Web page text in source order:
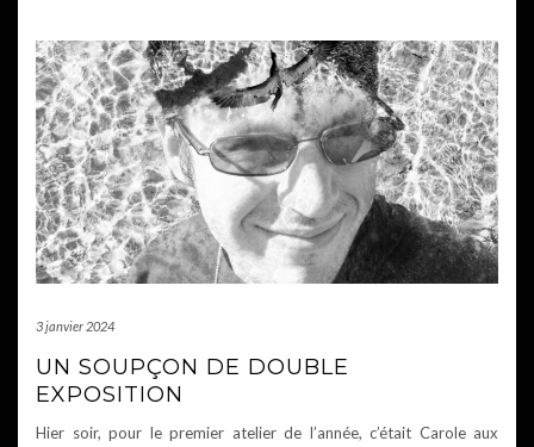
3 janvier 2024
UN SOUPÇON DE DOUBLE
EXPOSITION
Hier soir, pour le premier atelier de l’année, c’était Carole aux